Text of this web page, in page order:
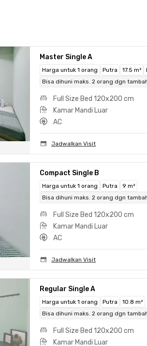
Master Single A
Harga untuk 1 orang Putra 17.5 m²
Bisa dihuni maks. 2 orang dgn
Full Size Bed 120x200 cm
Kamar Mandi Luar
AC
Jadwalkan Visit
Compact Single B
Harga untuk 1 orang Putra
9 m²
Bisa dihuni maks. 2 orang dgn
Full Size Bed 120x200 cm
Kamar Mandi Luar
AC
Jadwalkan Visit
Regular Single A
Harga untuk 1 orang Putra
10.8 m²
Bisa dihuni maks. 2 orang dgn
Full Size Bed 120x200 cm
Kamar Mandi Luar